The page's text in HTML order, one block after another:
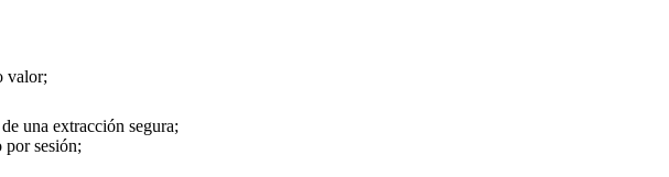
valor;
una extracción segura;
por sesión;